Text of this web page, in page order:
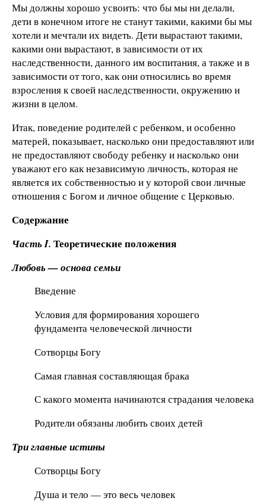
Мы должны хорошо усвоить: что бы мы ни делали,
дети в конечном итоге не станут такими, какими бы мы
хотели и мечтали их видеть. Дети вырастают такими,
какими они вырастают, в зависимости от их
наследственности, данного им воспитания, а также и в
зависимости от того, как они относились во время
взросления к своей наследственности, окружению и
жизни в целом.
Итак, поведение родителей с ребенком, и особенно
матерей, показывает, насколько они предоставляют или
не предоставляют свободу ребенку и насколько они
уважают его как независимую личность, которая не
является их собственностью и у которой свои личные
отношения с Богом и личное общение с Церковью.
Содержание
Часть I. Теоретические положения
Любовь — основа семьи
Введение
Условия для формирования хорошего
фундамента человеческой личности
Сотворцы Богу
Самая главная составляющая брака
С какого момента начинаются страдания человека
Родители обязаны любить своих детей
Три главные истины
Сотворцы Богу
Душа и тело — это весь человек